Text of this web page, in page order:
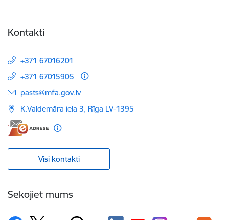
Kontakti
+371 67016201
+371 67015905
E-pasts:
pasts@mfa.gov.lv
K.Valdemāra iela 3, Rīga LV-1395
Visi kontakti
Sekojiet mums